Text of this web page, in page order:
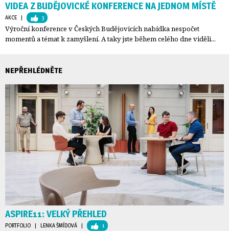
VIDEA Z BUDĚJOVICKÉ KONFERENCE NA JEDNOM MÍSTĚ
AKCE | 3
Výroční konference v Českých Budějovicích nabídka nespočet
momentů a témat k zamyšlení. A taky jste během celého dne viděli...
NEPŘEHLÉDNĚTE
ASPIRE11: VELKÝ PŘEHLED
PORTFOLIO | LENKA ŠMÍDOVÁ | 1